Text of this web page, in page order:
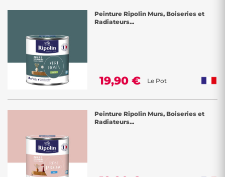
Peinture Ripolin Murs, Boiseries et
Radiateurs...
19,90 € Le Pot
Peinture Ripolin Murs, Boiseries et
Radiateurs...